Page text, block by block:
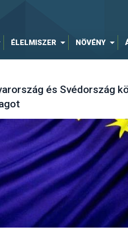
ÉLELMISZER NÖVÉNY
és Svédország